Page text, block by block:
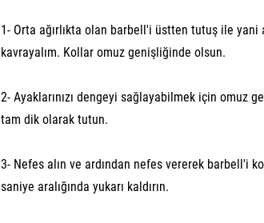
1- Orta ağırlıkta olan barbell'i üstten tutuş ile yani
kavrayalım. Kollar omuz genişliğinde olsun.
2- Ayaklarınızı dengeyi sağlayabilmek için omuz
tam dik olarak tutun.
3- Nefes alın ve ardından nefes vererek barbell'i
saniye aralığında yukarı kaldırın.